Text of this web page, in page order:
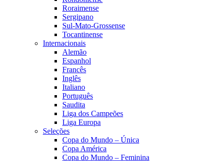
Roraimense
Sergipano
Sul-Mato-Grossense
Tocantinense
Internacionais
Alemão
Espanhol
Francês
Inglês
Italiano
Português
Saudita
Liga dos Campeões
Liga Europa
Seleções
Copa do Mundo – Única
Copa América
Copa do Mundo – Feminina